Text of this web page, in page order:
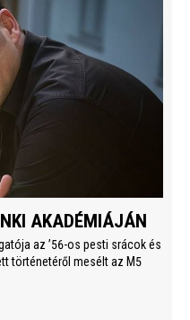
AKADÉMIÁJÁN
az ’56-os pesti srácok és
történetéről mesélt az M5